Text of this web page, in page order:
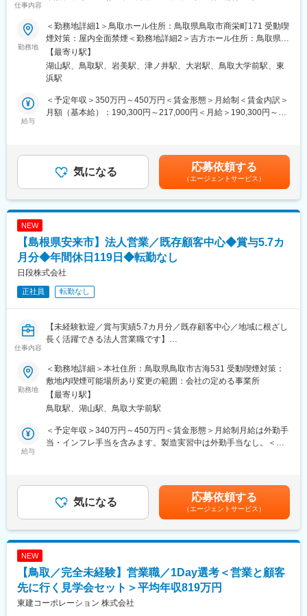
（2）ライフプラン設計・ご提案
独自に開発した専用のシミュレーションシステムで必要な保障
額・期間を算出。ご相談は複数回にわたることが多く、次回の来
店時の提案内容を店舗の仲間と相談できるのも安心です。
（3）ご契約・ご契約内容確認
保険証券の到着確認、保険証券の見方のご案内、ご契約内容の再
■チーム組織構成
少ない店舗でも4名、多い店舗では10名以上のスタッフが在籍。
社員のスキルアップに取り組んでいます。
★年収1100万円／経験7年／ブロック長職／月給66万円＋賞与
★年収750万円／経験4年／店長職／月給48万円＋賞与
★年収500万円／経験3年／店舗営業職／月給33万円＋賞与
変更の範囲：会社の定める業務
仕事内容
■業務内容：
セレモニーサービス、フロントスタッフと連携しながらご遺族様
のご希望に応じた葬儀の施行をお願いします。心に寄り添うお仕
事です。
■業務詳細：
◆葬儀の提案、打合せを主とする業務
・ご遺族の方との打ち合わせ
・司会進行などの運営
・法要などのアフターサポート など
と言えます。
■事業戦略：
現在米子・境港・松江・鳥取、並びに市内及び周辺町村部に自社
会館を展開し、サービスや店舗のリニューアル、広告宣伝の強
葬儀専用会館が全国でもまだ少なかった1980年に、中国地方初の
葬儀専用会館を米子市に開設、その後、松江市、鳥取市へと会館
アを拡大してきました。
現在は燦ホールディングスのグループ会社となり、米子・境港・
松江・安来・鳥取の市内及び周辺町村部に小規模会館を展開し、
現在では14ヶ所の専用会館を運営しています。
何千もの葬儀社がある中で、財務情報などが公に開示されている
葬儀社は数社しかありません。世間では企業に対し、
経営の透明性や信頼性を求める傾向が強くなっており、コンプラ
社のグループ企業として透明性の高い組織づくりを行っておりま
す。
勤務地
＜勤務地詳細1＞鳥取ホール住所：鳥取県鳥取市商栄町171 受動喫
煙対策：屋内全面禁煙＜勤務地詳細2＞吉方ホール住所：鳥取県鳥
取市吉方153-7 受動喫煙対策：屋内全面禁煙＜勤務地詳細3＞岩美
ホール住所：鳥取県岩美郡岩美町浦富645-9 受動喫煙対策：屋内
全面禁煙変更の範囲：会社の定める事業所
【最寄り駅】
湖山駅、鳥取駅、岩美駅、津ノ井駅、大岩駅、鳥取大学前駅、東
浜駅
給与
＜予定年収＞350万円～450万円＜賃金形態＞月給制＜賃金内訳＞
月額（基本給）：190,300円～217,000円＜月給＞190,300円～
（6月、12月）■モデル年収：5年目500万円（リーダー）～／管理
職560万円～賃金はあくまでも目安の金額であり、選考を通じて
上下する可能性があります。月給(月額)は固定手当を含めた表記で
す。
気になる 応募依頼する
（エージェントサービス）
NEW
【島根県安来市】法人営業／既存顧客中心◆賞与5.7カ
月分◆年間休日119日◆転勤なし
日段株式会社
正社員 転勤なし
仕事内容
【未経験歓迎／賞与実績5.7カ月分／既存顧客中心／地域に根ざし
長く活躍できる法人営業職です】
当社は段ボールケースや包装資材の製造・販売を通じて地域の物
流・商品流通を支えています。今回、安来工場にて、既存顧客を
中心としたルート営業および新規顧客開拓を担う営業担当を募集
します。営業経験がなくても、充実した製造現場での研修を経て
段ボールや包装資材の知識を習得できるため、業界未経験の方も
安心してスタートできます。
■業務詳細
・既存顧客（主に島根県東部～鳥取県西部エリア）への定期訪問
提案営業
・社用車を使用した営業活動および通勤
・新規顧客先の開拓や見積もり作成、受注管理
段ボールケースを中心に各種包装資材を扱います。リサイクル可
能な資材提案を通じ、環境負荷軽減にも寄与しています。
■組織構成
安来工場は約62名体制（うち女性37名、パート26名）で運営。営
勤務地
＜勤務地詳細＞本社住所：鳥取県鳥取市古海531 受動喫煙対策：
敷地内喫煙可能場所あり変更の範囲：会社の定める事業所
【最寄り駅】
鳥取駅、湖山駅、鳥取大学前駅
給与
＜予定年収＞340万円～450万円＜賃金形態＞月給制月給は外勤手
当・インフレ手当を含みます。製造実習中は外勤手当なし。＜賃
分。賃金はあくまでも目安の金額であり、選考を通じて上下する
可能性があります。月給(月額)は固定手当を含めた表記です。
気になる 応募依頼する
（エージェントサービス）
NEW
【鳥取／完全未経験】営業職／1Day選考＜営業と顧客
先に行く見学会セット＞平均年収819万円
東建コーポレーション 株式会社